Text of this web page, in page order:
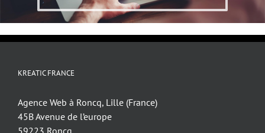
KREATIC FRANCE
Agence Web à Roncq, Lille (France)
45B Avenue de l’europe
59223 Roncq